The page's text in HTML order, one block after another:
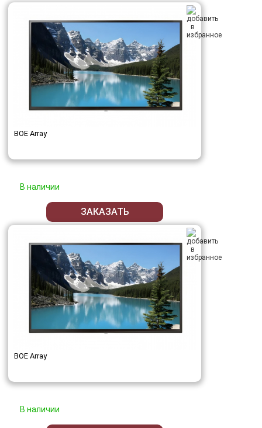
BOE Array
В наличии
ЗАКАЗАТЬ
BOE Array
В наличии